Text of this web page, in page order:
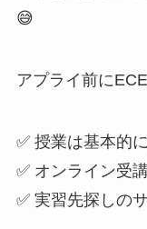
😅
アプライ前に
✅ 授業は基本的
✅ オンライン受
✅ 実習先探しの